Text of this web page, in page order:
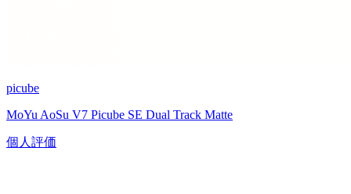
picube
MoYu AoSu V7 Picube SE Dual Track Matte
個人評価